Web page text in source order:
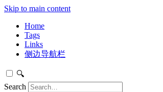
Skip to main content
Home
Tags
Links
侧边导航栏
🔍
Search